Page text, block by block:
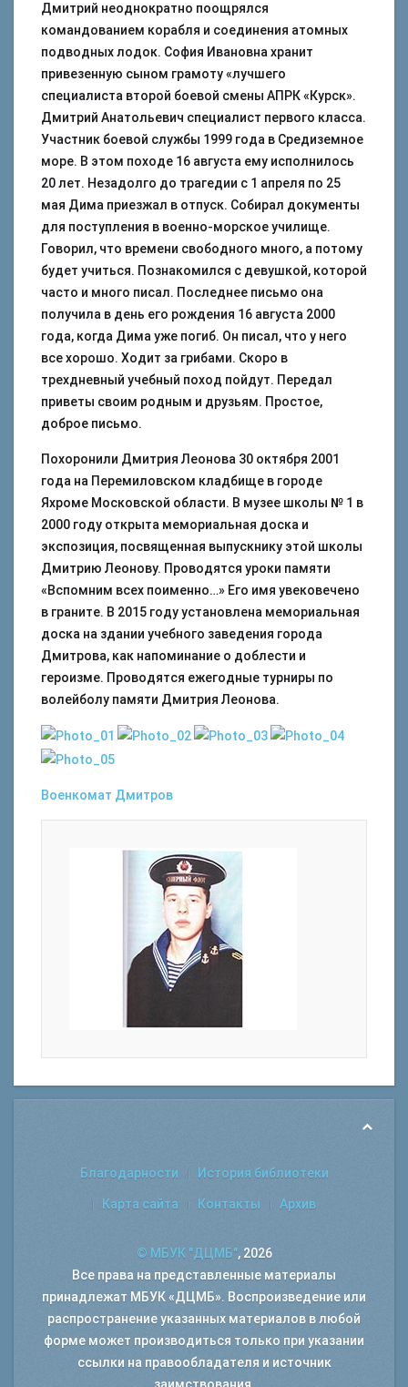
Дмитрий неоднократно поощрялся
командованием корабля и соединения атомных
подводных лодок. София Ивановна хранит
привезенную сыном грамоту «лучшего
специалиста второй боевой смены АПРК «Курск».
Дмитрий Анатольевич специалист первого класса.
Участник боевой службы 1999 года в Средиземное
море. В этом походе 16 августа ему исполнилось
20 лет. Незадолго до трагедии с 1 апреля по 25
мая Дима приезжал в отпуск. Собирал документы
для поступления в военно-морское училище.
Говорил, что времени свободного много, а потому
будет учиться. Познакомился с девушкой, которой
часто и много писал. Последнее письмо она
получила в день его рождения 16 августа 2000
года, когда Дима уже погиб. Он писал, что у него
все хорошо. Ходит за грибами. Скоро в
трехдневный учебный поход пойдут. Передал
приветы своим родным и друзьям. Простое,
доброе письмо.
Похоронили Дмитрия Леонова 30 октября 2001
года на Перемиловском кладбище в городе
Яхроме Московской области. В музее школы № 1 в
2000 году открыта мемориальная доска и
экспозиция, посвященная выпускнику этой школы
Дмитрию Леонову. Проводятся уроки памяти
«Вспомним всех поименно…» Его имя увековечено
в граните. В 2015 году установлена мемориальная
доска на здании учебного заведения города
Дмитрова, как напоминание о доблести и
героизме. Проводятся ежегодные турниры по
волейболу памяти Дмитрия Леонова.
Военкомат Дмитров
Благодарности История библиотеки
Карта сайта Контакты Архив
© МБУК "ДЦМБ", 2026
Все права на представленные материалы
принадлежат МБУК «ДЦМБ». Воспроизведение или
распространение указанных материалов в любой
форме может производиться только при указании
ссылки на правообладателя и источник
заимствования.